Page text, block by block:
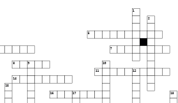
1
2
5
7
8 9 10
11 12
14
15
16 17 18